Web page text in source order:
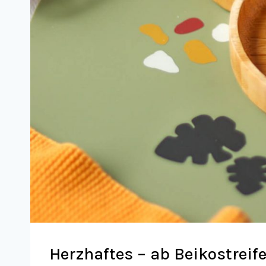
Herzhaftes – ab Beikostreife